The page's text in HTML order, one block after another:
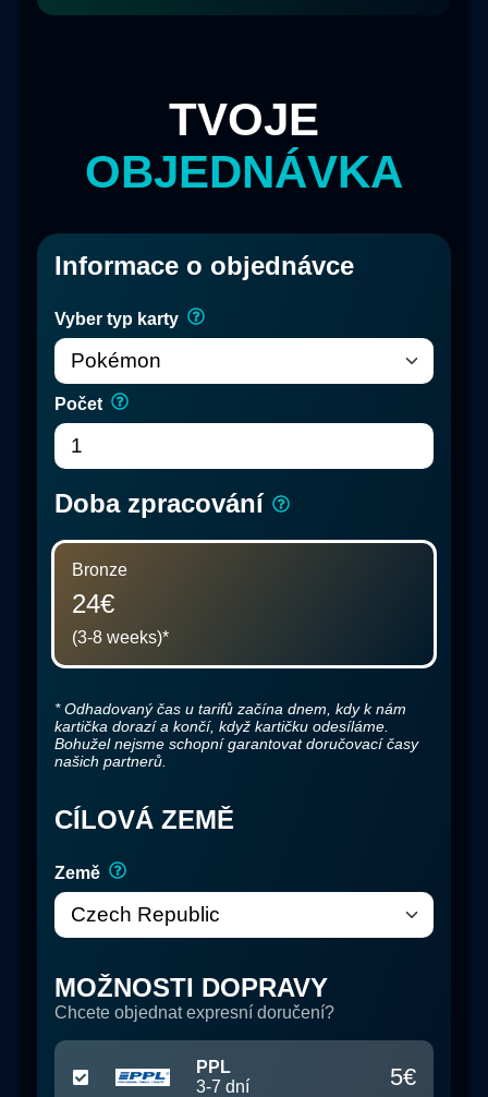
TVOJE
OBJEDNÁVKA
Informace o objednávce
Vyber typ karty
Počet
Doba zpracování
Bronze
24€
(3-8 weeks)*
* Odhadovaný čas u tarifů začína dnem, kdy k nám
kartička dorazí a končí, když kartičku odesíláme.
Bohužel nejsme schopní garantovat doručovací časy
našich partnerů.
CÍLOVÁ ZEMĚ
Země
MOŽNOSTI DOPRAVY
Chcete objednat expresní doručení?
PPL
3-7 dní 5€